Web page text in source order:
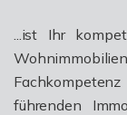
...ist Ihr
führenden